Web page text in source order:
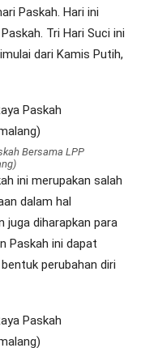
Paskah. Hari ini
Tri Hari Suci ini
dari Kamis Putih,
Bersama LPP
ini merupakan salah
dalam hal
juga diharapkan para
Paskah ini dapat
perubahan diri